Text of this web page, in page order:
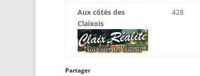
Aux côtés des
Claixois
428
Partager